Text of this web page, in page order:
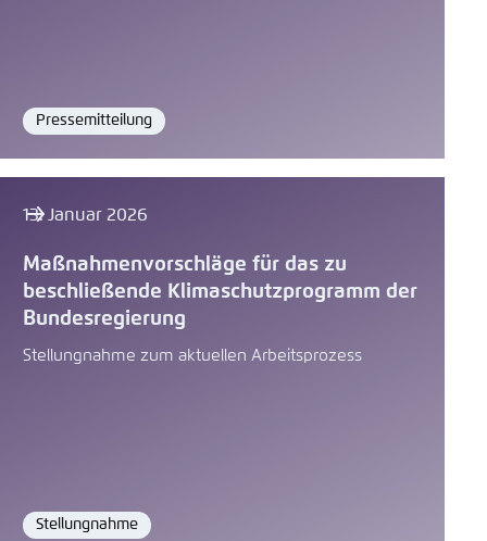
Format
Pressemitteilung
13. Januar 2026
Maßnahmenvorschläge für das zu
beschließende Klimaschutzprogramm der
Bundesregierung
Stellungnahme zum aktuellen Arbeitsprozess
Format
Stellungnahme